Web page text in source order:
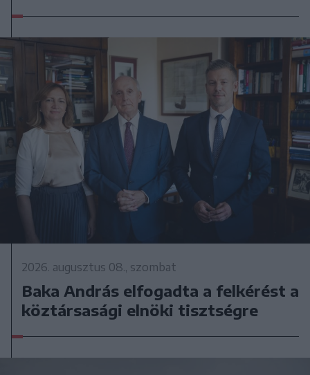
2026. augusztus 08., szombat
Baka András elfogadta a felkérést a
köztársasági elnöki tisztségre